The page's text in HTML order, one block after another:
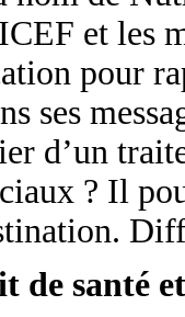
et les
pour
ses
d’un
? Il
de santé